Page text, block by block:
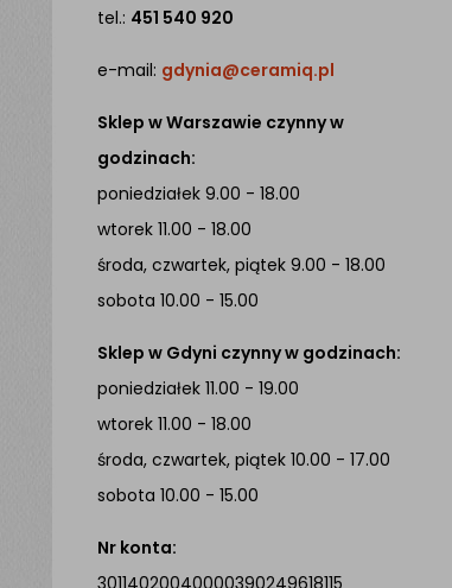
tel.: 451 540 920
e-mail: gdynia@ceramiq.pl
Sklep w Warszawie czynny w
godzinach:
poniedziałek 9.00 - 18.00
wtorek 11.00 - 18.00
środa, czwartek, piątek 9.00 - 18.00
sobota 10.00 - 15.00
Sklep w Gdyni czynny w godzinach:
poniedziałek 11.00 - 19.00
wtorek 11.00 - 18.00
środa, czwartek, piątek 10.00 - 17.00
sobota 10.00 - 15.00
Nr konta:
30114020040000390249618115